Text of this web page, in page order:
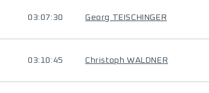
03:07:30 Georg TEISCHINGER
03:10:45 Christoph WALDNER